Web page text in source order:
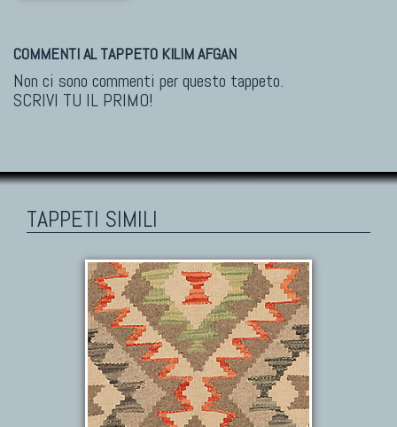
COMMENTI AL TAPPETO KILIM AFGAN
Non ci sono commenti per questo tappeto.
SCRIVI TU IL PRIMO!
TAPPETI SIMILI